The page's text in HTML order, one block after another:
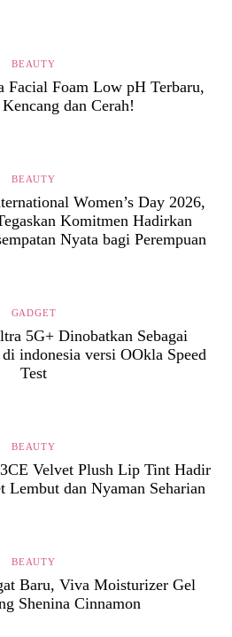
BEAUTY
Facial Foam Low pH Terbaru,
dan Cerah!
BEAUTY
Women’s Day 2026,
Komitmen Hadirkan
Nyata bagi Perempuan
GADGET
5G+ Dinobatkan Sebagai
indonesia versi OOkla Speed
Test
BEAUTY
Velvet Plush Lip Tint Hadir
Lembut dan Nyaman Seharian
BEAUTY
Baru, Viva Moisturizer Gel
Shenina Cinnamon